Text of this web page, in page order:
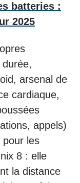
batteries :
2025
arsenal de
cardiaque,
appels)
pour les
8 : elle
la distance